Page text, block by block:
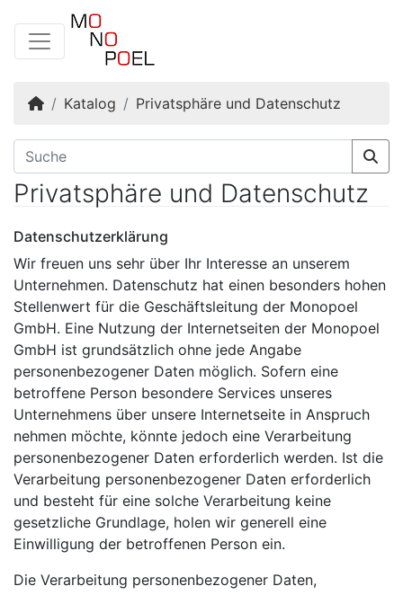
Startseite
Katalog Privatsphäre und Datenschutz
Privatsphäre und Datenschutz
Datenschutzerklärung
Wir freuen uns sehr über Ihr Interesse an unserem
Unternehmen. Datenschutz hat einen besonders hohen
Stellenwert für die Geschäftsleitung der Monopoel
GmbH. Eine Nutzung der Internetseiten der Monopoel
GmbH ist grundsätzlich ohne jede Angabe
personenbezogener Daten möglich. Sofern eine
betroffene Person besondere Services unseres
Unternehmens über unsere Internetseite in Anspruch
nehmen möchte, könnte jedoch eine Verarbeitung
personenbezogener Daten erforderlich werden. Ist die
Verarbeitung personenbezogener Daten erforderlich
und besteht für eine solche Verarbeitung keine
gesetzliche Grundlage, holen wir generell eine
Einwilligung der betroffenen Person ein.
Die Verarbeitung personenbezogener Daten,